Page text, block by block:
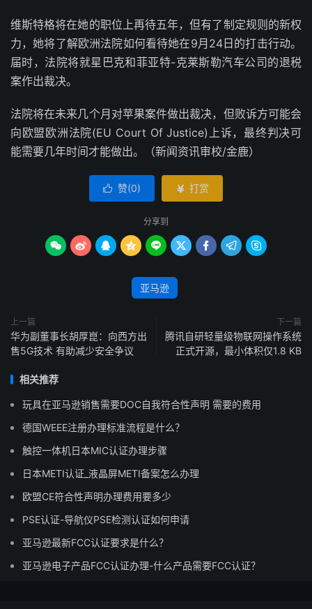
维斯特格将在她的职位上再待五年，但有了制定规则的新权
力，她将了解欧洲法院如何看待她在9月24日的打击行动。
届时，法院将就星巴克和菲亚特-克莱斯勒汽车公司的退税
案作出裁决。
法院将在未来几个月对苹果案件做出裁决，但败诉方可能会
向欧盟欧洲法院(EU Court Of Justice)上诉，最终判决可
能需要几年时间才能做出。（新闻资讯审校/金鹿）
 赞(0)  打赏
分享到
        
亚马逊
上一篇
华为副董事长胡厚崑：向西方出
售5G技术 有助减少安全争议
下一篇
腾讯自研轻量级物联网操作系统
正式开源，最小体积仅1.8 KB
相关推荐
玩具在亚马逊销售需要DOC自我符合性声明 需要的费用
德国WEEE注册办理标准流程是什么？
触控一体机日本MIC认证办理步骤
日本METI认证_液晶屏METI备案怎么办理
欧盟CE符合性声明办理费用要多少
PSE认证-导航仪PSE检测认证如何申请
亚马逊最新FCC认证要求是什么？
亚马逊电子产品FCC认证办理-什么产品需要FCC认证？